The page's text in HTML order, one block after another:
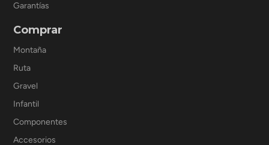
Garantías
Comprar
Montaña
Ruta
Gravel
Infantil
Componentes
Accesorios